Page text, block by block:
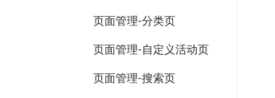
页面管理-分类页
页面管理-自定义活动页
页面管理-搜索页